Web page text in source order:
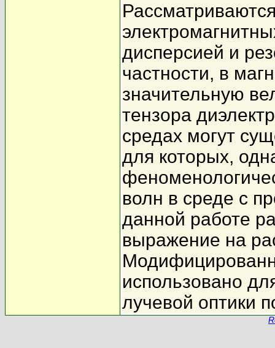
дисперсией и
частности, в
значительную
тензора
средах могут
для которых,
волн в среде с
данной работе
выражение на
использовано
лучевой оптики